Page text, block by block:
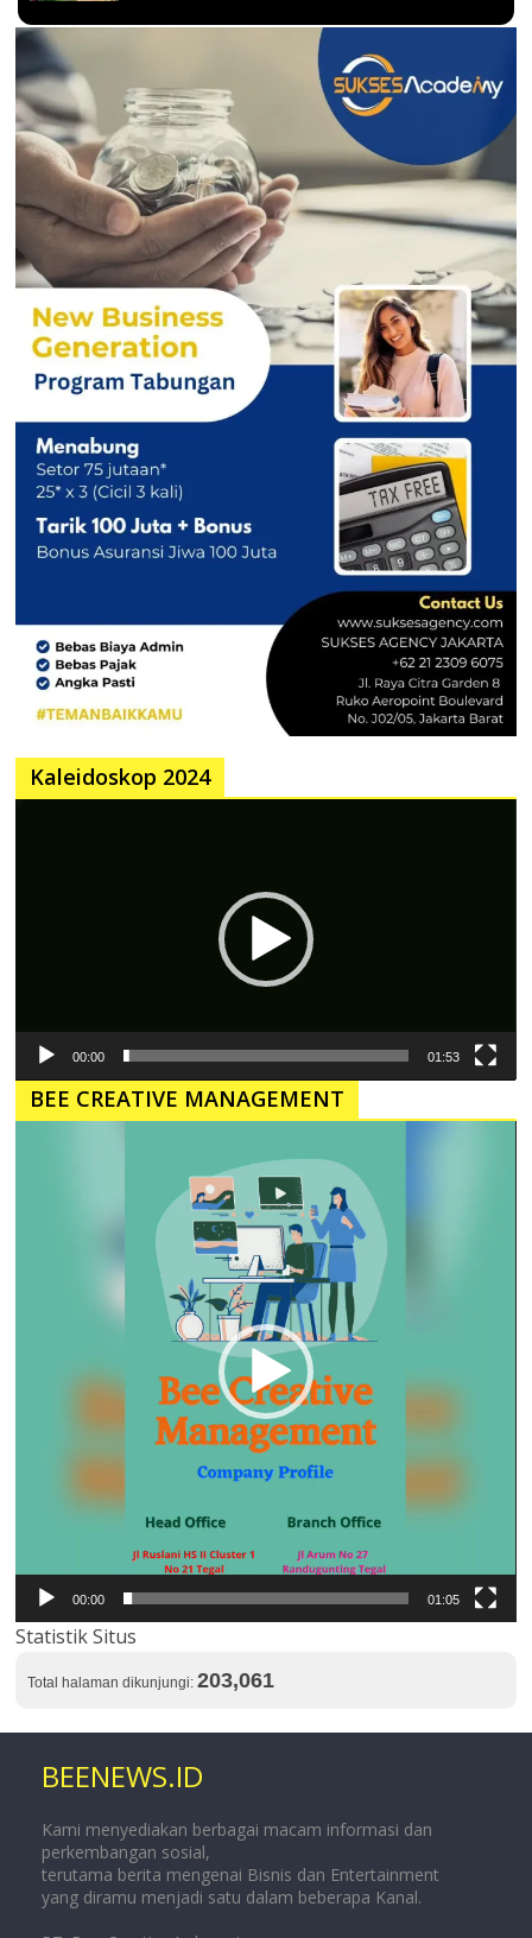
Kaleidoskop 2024
00:00 01:53
BEE CREATIVE MANAGEMENT
00:00 01:05
Statistik Situs
Total halaman dikunjungi:203,061
BEENEWS.ID
Kami menyediakan berbagai macam informasi dan
perkembangan sosial,
terutama berita mengenai Bisnis dan Entertainment
yang diramu menjadi satu dalam beberapa Kanal.